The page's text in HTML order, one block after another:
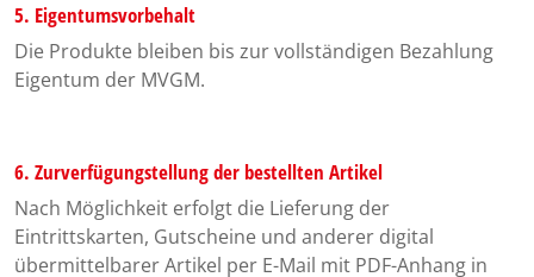
5. Eigentumsvorbehalt
Die Produkte bleiben bis zur vollständigen Bezahlung
Eigentum der MVGM.
6. Zurverfügungstellung der bestellten Artikel
Nach Möglichkeit erfolgt die Lieferung der
Eintrittskarten, Gutscheine und anderer digital
übermittelbarer Artikel per E-Mail mit PDF-Anhang in